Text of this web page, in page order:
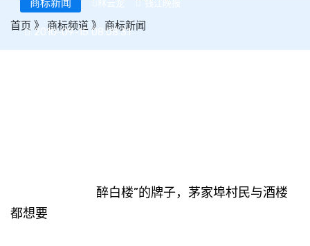
首页 》 商标频道 》 商标新闻
林云龙 钱江晚报
2010-09-15 08:08:31
醉白楼”的牌子，茅家埠村民与酒楼
都想要